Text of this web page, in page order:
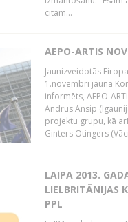
citām...
AEPO-ARTIS
Jaunizveidotās
1.novembrī jaunā
informēts, AEPO-
Andrus Ansip
projektu grupu, kā
Ginters Otingers
LAIPA 2013.
LIELBRITĀNIJAS
PPL